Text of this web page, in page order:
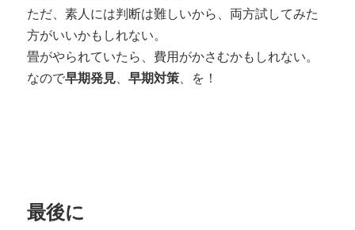
ただ、素人には判断は難しいから、両方試してみた
方がいいかもしれない。
畳がやられていたら、費用がかさむかもしれない。
なので早期発見、 早期対策、を！
最後に